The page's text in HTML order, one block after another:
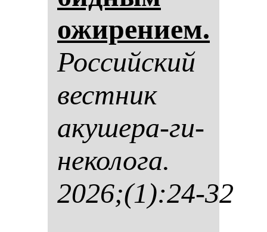
ожи­ре­ни­ем.
Рос­сий­ский
вес­тник
аку­ше­ра-ги­
не­ко­ло­га.
2026;(1):24-32